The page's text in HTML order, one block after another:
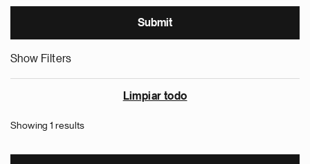
Show Filters
Limpiar todo
Showing 1 results